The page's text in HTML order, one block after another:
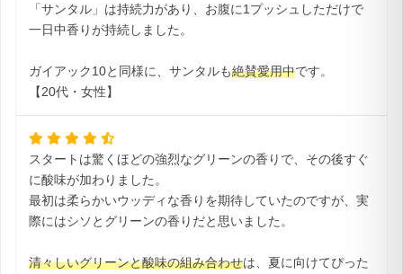
「サンタル」は持続力があり、お腹に1プッシュしただけで
一日中香りが持続しました。
ガイアック10と同様に、サンタルも絶賛愛用中です。
【20代・女性】
スタートは驚くほどの強烈なグリーンの香りで、その後すぐ
に酸味が加わりました。
最初は柔らかいウッディな香りを期待していたのですが、実
際にはシソとグリーンの香りだと思いました。
清々しいグリーンと酸味の組み合わせは、夏に向けてぴった